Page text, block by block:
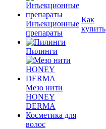
Инъекционные
препараты
Пилинги
Мезо нити
HONEY
DERMA
Косметика для
волос
Как
купить